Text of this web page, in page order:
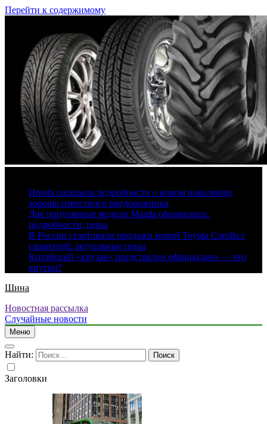
Перейти к содержимому
Honda раскрыла подробности о новом поколении
хорошо известного внедорожника
Две популярные модели Mazda обновились:
подробности, цены
В России стартовали продажи новой Toyota Corolla с
гарантией: актуальные цены
Китайский «крузак» представлен официально — что
внутри?
Шина
Новостная рассылка
Случайные новости
Меню
Найти:
Заголовки